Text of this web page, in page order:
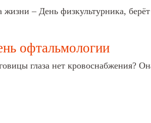
жизни – День физкультурника,
офтальмологии
глаза нет кровоснабжения?